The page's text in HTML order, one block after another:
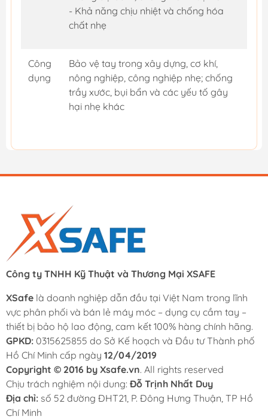
- Khả năng chịu nhiệt và chống hóa
chất nhẹ
Công
dụng
Bảo vệ tay trong xây dựng, cơ khí,
nông nghiệp, công nghiệp nhẹ; chống
trầy xước, bụi bẩn và các yếu tố gây
hại nhẹ khác
Công ty TNHH Kỹ Thuật và Thương Mại XSAFE
XSafe là doanh nghiệp dẫn đầu tại Việt Nam trong lĩnh
vực phân phối và bán lẻ máy móc – dụng cụ cầm tay –
thiết bị bảo hộ lao động, cam kết 100% hàng chính hãng.
GPKD: 0315625855 do Sở Kế hoạch và Đầu tư Thành phố
Hồ Chí Minh cấp ngày 12/04/2019
Copyright © 2016 by Xsafe.vn. All rights reserved
Chịu trách nghiệm nội dung: Đỗ Trịnh Nhất Duy
Địa chỉ: số 52 đường ĐHT21, P. Đông Hưng Thuận, TP Hồ
Chí Minh